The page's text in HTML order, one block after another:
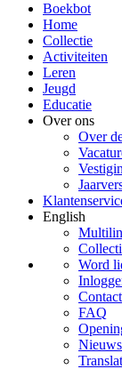
Boekbot
Home
Collectie
Activiteiten
Leren
Jeugd
Educatie
Over ons
Over
English
Word
Contact
FAQ